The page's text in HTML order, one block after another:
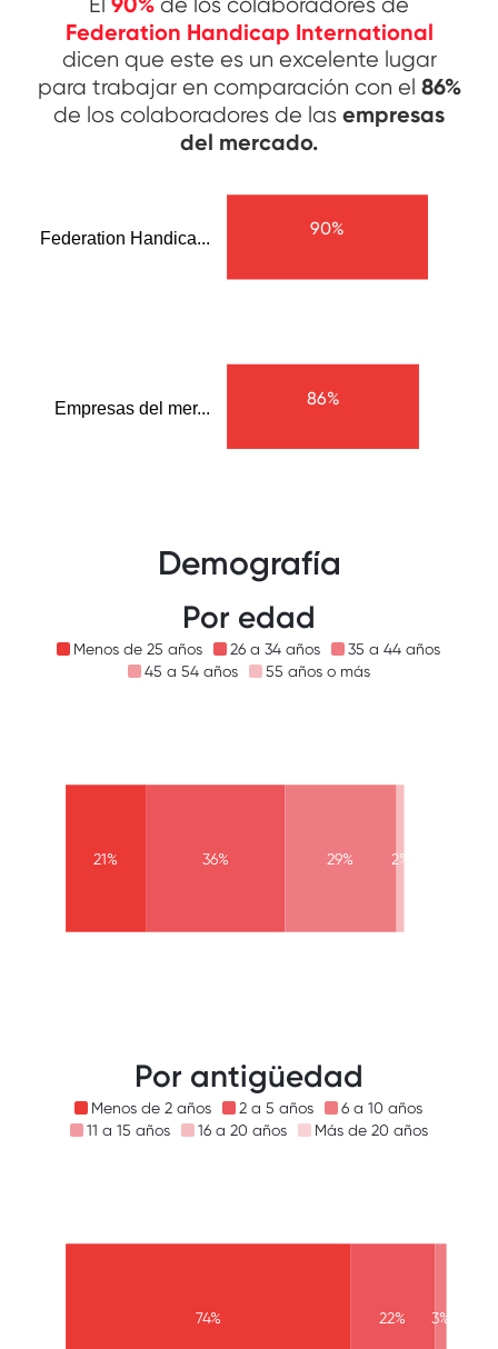
Federation Handicap International
dicen que este es un excelente lugar
para trabajar en comparación con el 86%
de los colaboradores de las empresas
del mercado.
90%
86%
Federation Handica...
Empresas del mer...
Demografía
Por edad
Menos de 25 años 26 a 34 años
35 a 44 años
45 a 54 años
55 años o más
21% 36% 29% 2%
Por antigüedad
Menos de 2 años 2 a 5 años
6 a 10 años
11 a 15 años
16 a 20 años Más de 20 años
74% 22% 3%